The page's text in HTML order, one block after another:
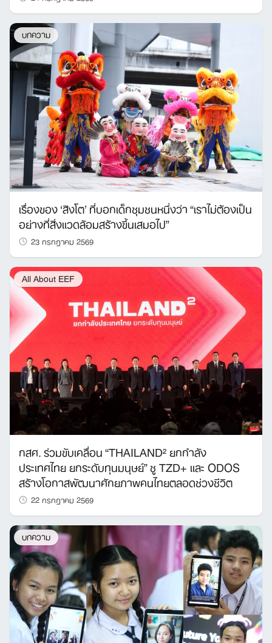
บทความ
เรื่องของ ‘สิงโต’ ที่บอกเด็กชุมชนหนึ่งว่า “เราไม่ต้องเป็น
อย่างที่สิ่งแวดล้อมสร้างขึ้นเสมอไป”
23 กรกฎาคม 2569
All About EEF
กสศ. ร่วมขับเคลื่อน “THAILAND² ยกกำลัง
ประเทศไทย ยกระดับทุนมนุษย์” ชู TZD+ และ ODOS
สร้างโอกาสพัฒนาศักยภาพคนไทยตลอดช่วงชีวิต
22 กรกฎาคม 2569
บทความ